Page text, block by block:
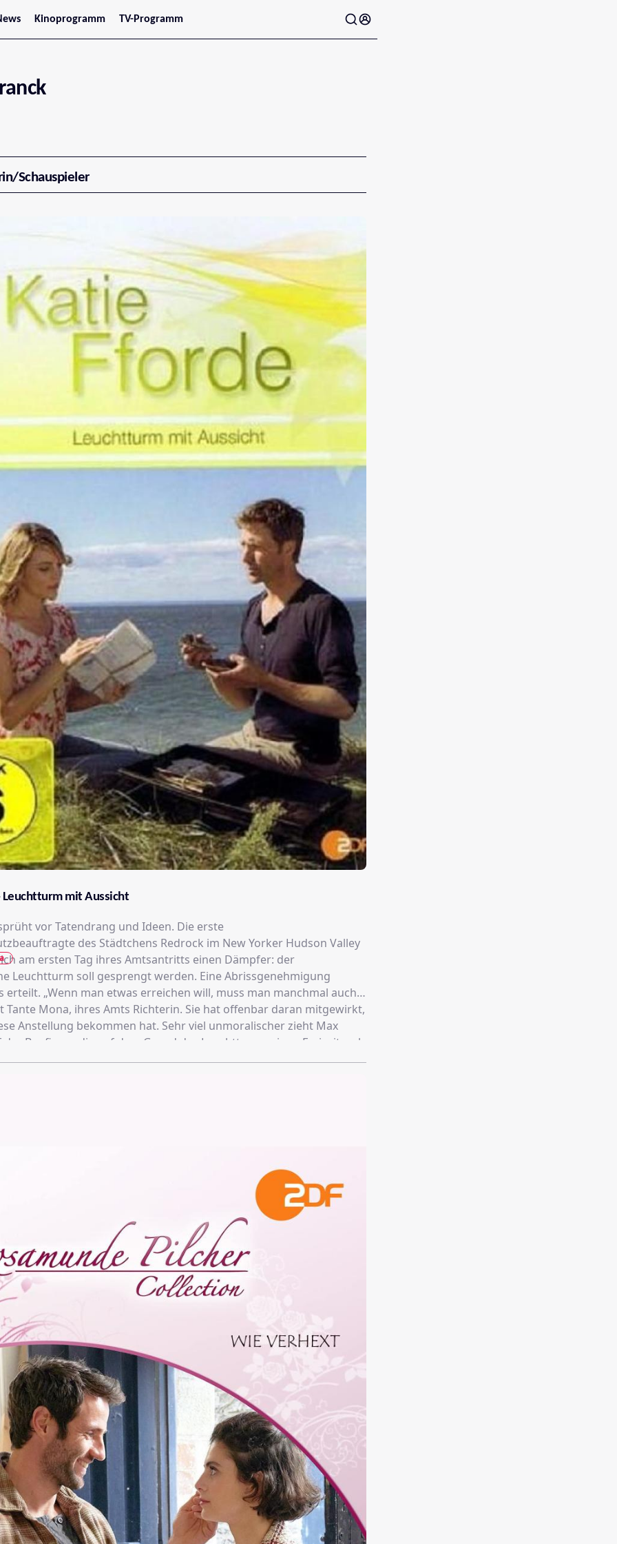
Kinoprogramm
Jetzt im Kino
Oberösterreich
Tirol
Vorarlberg
TV-Programm
Schauspieler
Leuchtturm mit Aussicht
vor Tatendrang und Ideen. Die erste
des Städtchens Redrock im New Yorker Hudson Valley
am ersten Tag ihres Amtsantritts einen Dämpfer: der
Leuchtturm soll gesprengt werden. Eine Abrissgenehmigung
erteilt. „Wenn man etwas erreichen will, muss man manchmal auch
Tante Mona, ihres Amts Richterin. Sie hat offenbar daran mitgewirkt,
Anstellung bekommen hat. Sehr viel unmoralischer zieht Max
der Baufirma, die auf dem Grund des Leuchtturms einen Freizeitpark
im Hintergrund die Fäden. Er schickt Rob Hunter nach Redrock, um